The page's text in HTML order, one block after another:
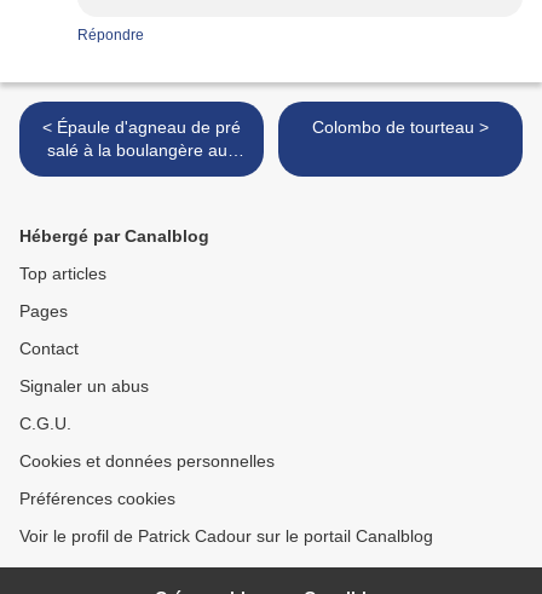
Répondre
< Épaule d'agneau de pré
salé à la boulangère aux
algues
Colombo de tourteau >
Hébergé par Canalblog
Top articles
Pages
Contact
Signaler un abus
C.G.U.
Cookies et données personnelles
Préférences cookies
Voir le profil de Patrick Cadour sur le portail Canalblog